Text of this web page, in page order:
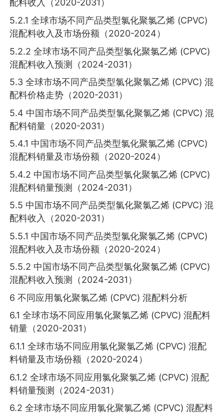
配料收入（2020-2031）
5.2.1 全球市场不同产品类型氯化聚氯乙烯 (CPVC)
混配料收入及市场份额（2020-2024）
5.2.2 全球市场不同产品类型氯化聚氯乙烯 (CPVC)
混配料收入预测（2024-2031）
5.3 全球市场不同产品类型氯化聚氯乙烯 (CPVC) 混
配料价格走势（2020-2031）
5.4 中国市场不同产品类型氯化聚氯乙烯 (CPVC) 混
配料销量（2020-2031）
5.4.1 中国市场不同产品类型氯化聚氯乙烯 (CPVC)
混配料销量及市场份额（2020-2024）
5.4.2 中国市场不同产品类型氯化聚氯乙烯 (CPVC)
混配料销量预测（2024-2031）
5.5 中国市场不同产品类型氯化聚氯乙烯 (CPVC) 混
配料收入（2020-2031）
5.5.1 中国市场不同产品类型氯化聚氯乙烯 (CPVC)
混配料收入及市场份额（2020-2024）
5.5.2 中国市场不同产品类型氯化聚氯乙烯 (CPVC)
混配料收入预测（2024-2031）
6 不同应用氯化聚氯乙烯 (CPVC) 混配料分析
6.1 全球市场不同应用氯化聚氯乙烯 (CPVC) 混配料
销量（2020-2031）
6.1.1 全球市场不同应用氯化聚氯乙烯 (CPVC) 混配
料销量及市场份额（2020-2024）
6.1.2 全球市场不同应用氯化聚氯乙烯 (CPVC) 混配
料销量预测（2024-2031）
6.2 全球市场不同应用氯化聚氯乙烯 (CPVC) 混配料